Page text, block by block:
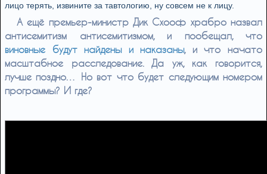
лицо терять, извините за тавтологию, ну совсем не к лицу.
А ещё премьер-министр Дик Схооф храбро назвал
антисемитизм антисемитизмом, и пообещал, что
виновные будут найдены и наказаны, и что начато
масштабное расследование. Да уж, как говорится,
лучше поздно… Но вот что будет следующим номером
программы? И где?